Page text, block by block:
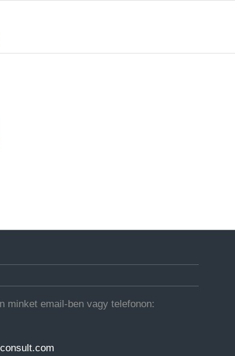
minket email-ben vagy telefonon: